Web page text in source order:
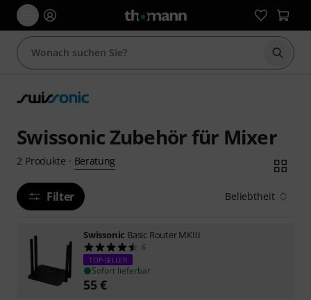
Suche
Swissonic Zubehör für Mixer
2 Produkte · Beratung
Filter Beliebtheit
Swissonic Basic Router MKIII
6
TOP-SELLER
Sofort lieferbar
55€